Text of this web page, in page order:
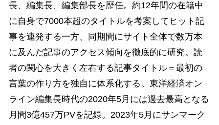
長、編集長、編集部長を歴任。約12年間の在籍中
に自身で7000本超のタイトルを考案してヒット記
事を連発する一方、同期間にサイト全体で数万本
に及んだ記事のアクセス傾向を徹底的に研究。読
者の関心を大きく左右する記事タイトル＝最初の
言葉の作り方を独自に体系化する。東洋経済オン
ライン編集長時代の2020年5月には過去最高となる
月間3億457万PVを記録。2023年5月にサンマーク